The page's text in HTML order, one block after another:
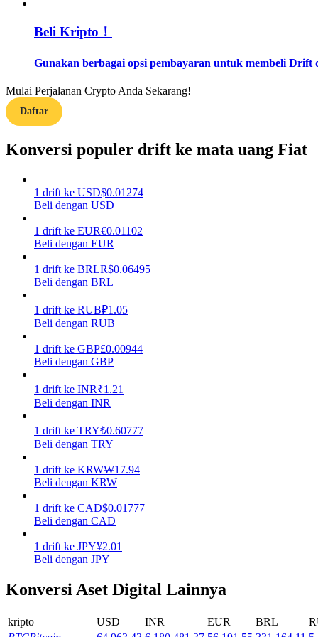
Memandu
Strategi perdagangan
Pelajari cara untuk tetap menghasilkan keuntungan
Menghasilkan
Dapatkan imbalan kompetitif setiap hari
Beli Kripto！
Gunakan berbagai opsi pembayaran untuk membeli Drift
Mulai Perjalanan Crypto Anda Sekarang!
Daftar
Konversi populer drift ke mata uang Fiat
1 drift ke USD$0.01274
Beli dengan USD
1 drift ke EUR€0.01102
Beli dengan EUR
1 drift ke BRLR$0.06495
Beli dengan BRL
1 drift ke RUB₽1.05
Beli dengan RUB
1 drift ke GBP£0.00944
Beli dengan GBP
1 drift ke INR₹1.21
Beli dengan INR
1 drift ke TRY₺0.60777
Beli dengan TRY
1 drift ke KRW₩17.94
Beli dengan KRW
1 drift ke CAD$0.01777
Beli dengan CAD
1 drift ke JPY¥2.01
Beli dengan JPY
Konversi Aset Digital Lainnya
kripto USD INR EUR BRL